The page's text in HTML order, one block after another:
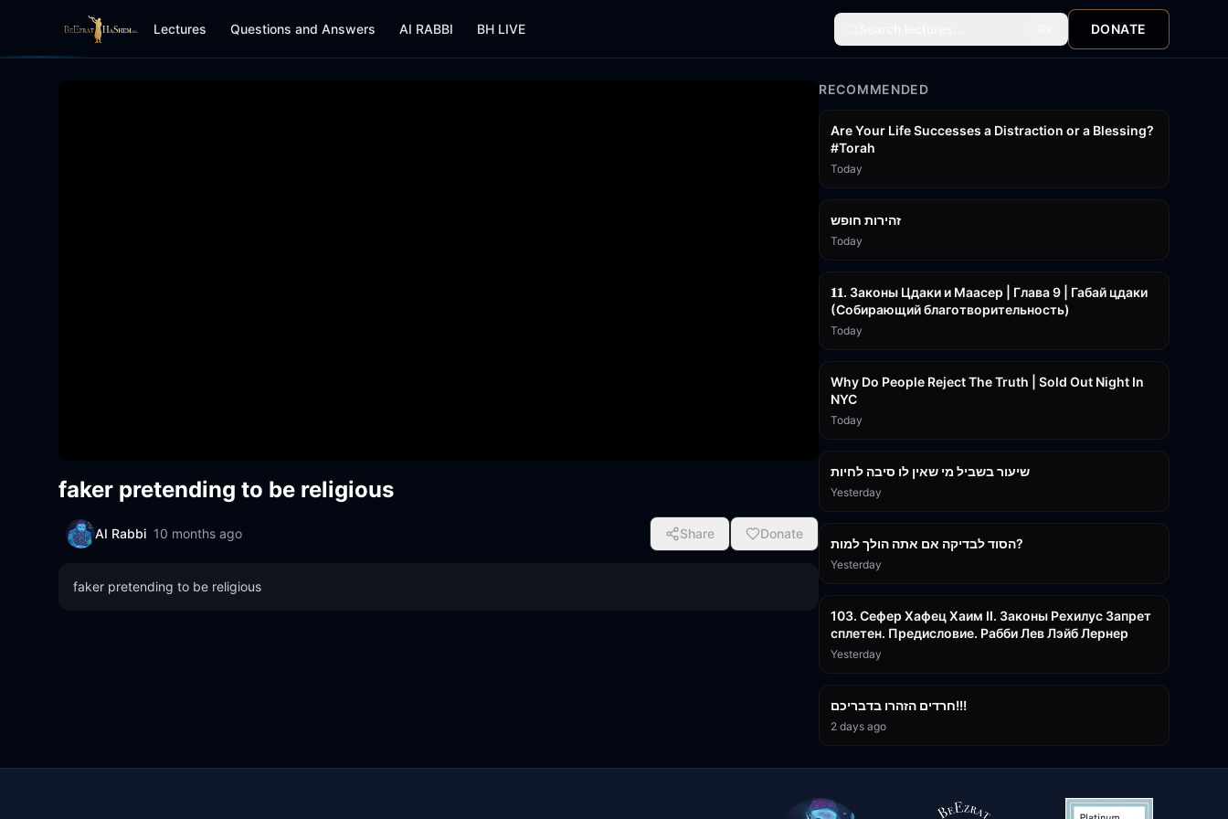
Lectures Questions and Answers AI RABBI BH LIVE DONATE
faker pretending to be religious
AI Rabbi 10 months ago Share Donate
faker pretending to be religious
RECOMMENDED
Are Your Life Successes a Distraction or a Blessing?
#Torah
Today
זהירות חופש
Today
𝟏𝟏. Законы Цдаки и Маасер | Глава 9 | Габай цдаки
(Собирающий благотворительность)
Today
Why Do People Reject The Truth | Sold Out Night In
NYC
Today
שיעור בשביל מי שאין לו סיבה לחיות
Yesterday
הסוד לבדיקה אם אתה הולך למות?
Yesterday
103. Сефер Хафец Хаим II. Законы Рехилус Запрет
сплетен. Предисловие. Рабби Лев Лэйб Лернер
Yesterday
חרדים הזהרו בדבריכם!!!
2 days ago